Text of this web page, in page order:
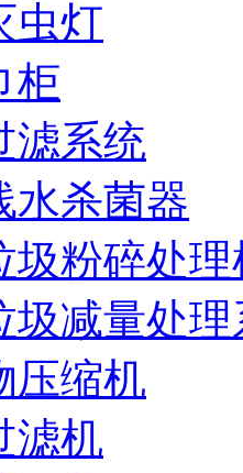
虫灯
柜
滤系统
水杀菌器
圾粉碎处理
圾减量处理
压缩机
滤机